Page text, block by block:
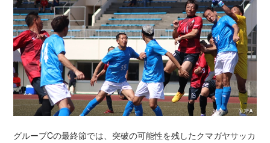
グループCの最終節では、突破の可能性を残したクマガヤサッカ